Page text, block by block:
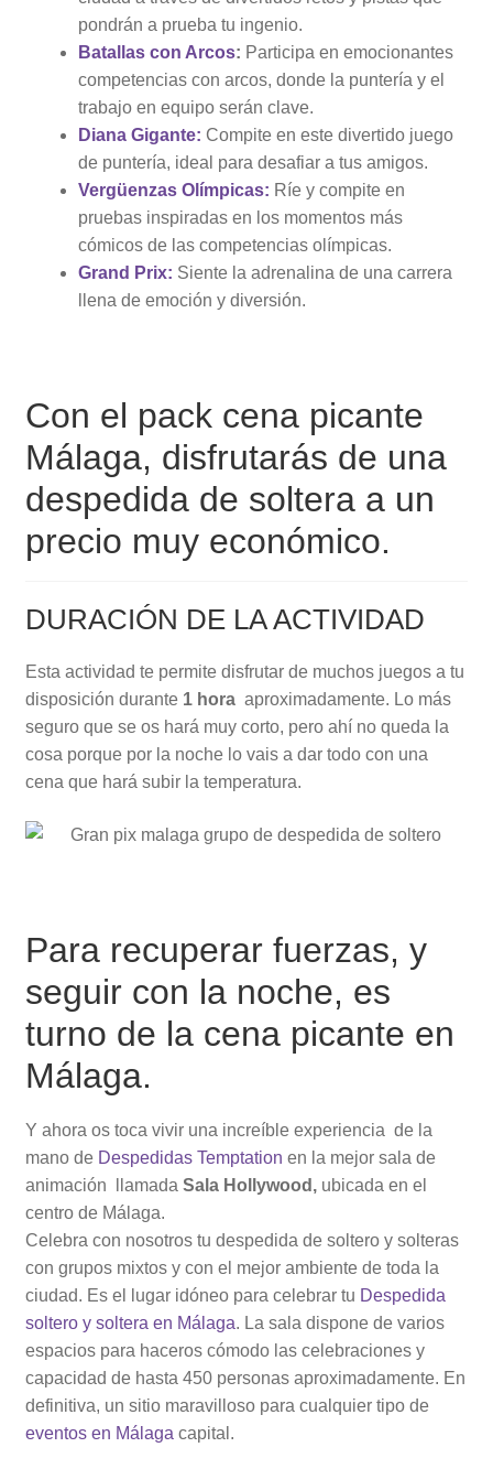
pondrán a prueba tu ingenio.
Batallas con Arcos: Participa en emocionantes
competencias con arcos, donde la puntería y el
trabajo en equipo serán clave.
Diana Gigante: Compite en este divertido juego
de puntería, ideal para desafiar a tus amigos.
Vergüenzas Olímpicas: Ríe y compite en
pruebas inspiradas en los momentos más
cómicos de las competencias olímpicas.
Grand Prix: Siente la adrenalina de una carrera
llena de emoción y diversión.
Con el pack cena picante
Málaga, disfrutarás de una
despedida de soltera a un
precio muy económico.
DURACIÓN DE LA ACTIVIDAD
Esta actividad te permite disfrutar de muchos juegos a tu
disposición durante 1 hora aproximadamente. Lo más
seguro que se os hará muy corto, pero ahí no queda la
cosa porque por la noche lo vais a dar todo con una
cena que hará subir la temperatura.
Para recuperar fuerzas, y
seguir con la noche, es
turno de la cena picante en
Málaga.
Y ahora os toca vivir una increíble experiencia de la
mano de Despedidas Temptation en la mejor sala de
animación llamada Sala Hollywood, ubicada en el
centro de Málaga.
Celebra con nosotros tu despedida de soltero y solteras
con grupos mixtos y con el mejor ambiente de toda la
ciudad. Es el lugar idóneo para celebrar tu Despedida
soltero y soltera en Málaga. La sala dispone de varios
espacios para haceros cómodo las celebraciones y
capacidad de hasta 450 personas aproximadamente. En
definitiva, un sitio maravilloso para cualquier tipo de
eventos en Málaga capital.